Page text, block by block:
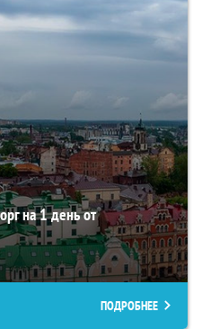
на 1 день от
ПОДРОБНЕЕ